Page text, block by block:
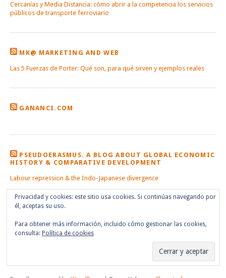
Cercanías y Media Distancia: cómo abrir a la competencia los servicios
públicos de transporte ferroviario
MK@ MARKETING AND WEB
Las 5 Fuerzas de Porter: Qué son, para qué sirven y ejemplos reales
GANANCI.COM
PSEUDOERASMUS. A BLOG ABOUT GLOBAL ECONOMIC
HISTORY & COMPARATIVE DEVELOPMENT
Labour repression & the Indo-Japanese divergence
Privacidad y cookies: este sitio usa cookies. Si continúas navegando por
él, aceptas su uso.
Para obtener más información, incluido cómo gestionar las cookies,
consulta: Política de cookies